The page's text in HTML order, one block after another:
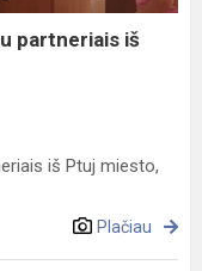
partneriais iš
iš Ptuj miesto,
Plačiau